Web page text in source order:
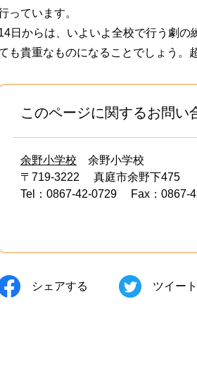
っています。
日からは、いよいよ全校で行う劇の
も貴重なものになることでしょう。
このページに関するお問い
余野小学校
余野小学校
〒719-3222
真庭市余野下475
Tel：0867-42-0729
Fax：0867-
シェアする ツイー